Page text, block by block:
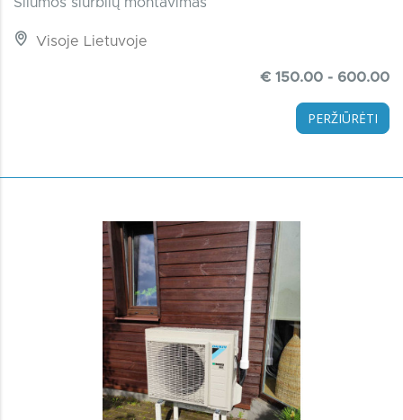
Visoje Lietuvoje
€ 150.00 - 600.00
PERŽIŪRĖTI